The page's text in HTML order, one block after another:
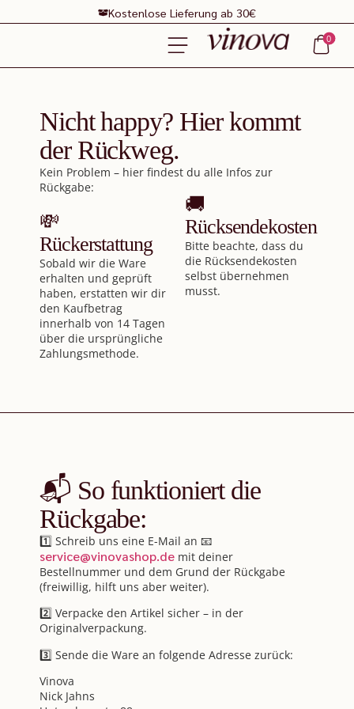
Kostenlose Lieferung ab 30€
0
Nicht happy? Hier kommt
der Rückweg.
Kein Problem – hier findest du alle Infos zur
Rückgabe:
💸
Rückerstattung
Sobald wir die Ware
erhalten und geprüft
haben, erstatten wir dir
den Kaufbetrag
innerhalb von 14 Tagen
über die ursprüngliche
Zahlungsmethode.
🚚
Rücksendekosten
Bitte beachte, dass du
die Rücksendekosten
selbst übernehmen
musst.
📬 So funktioniert die
Rückgabe:
1️⃣ Schreib uns eine E-Mail an 📧
service@vinovashop.de mit deiner
Bestellnummer und dem Grund der Rückgabe
(freiwillig, hilft uns aber weiter).
2️⃣ Verpacke den Artikel sicher – in der
Originalverpackung.
3️⃣ Sende die Ware an folgende Adresse zurück:
Vinova
Nick Jahns